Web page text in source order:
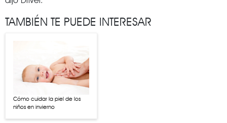
TAMBIÉN TE PUEDE INTERESAR
Cómo cuidar la piel de los
niños en invierno